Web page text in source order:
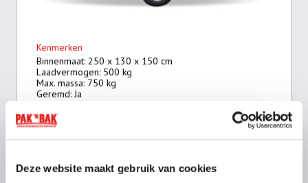
Deze website maakt gebruik van cookies
Kenmerken
Binnenmaat: 250 x 130 x 150 cm
Laadvermogen: 500 kg
Max. massa: 750 kg
Geremd: Ja
dit tarief alleen voor To Go locaties)